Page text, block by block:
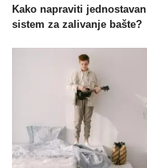
Kako napraviti jednostavan
sistem za zalivanje bašte?